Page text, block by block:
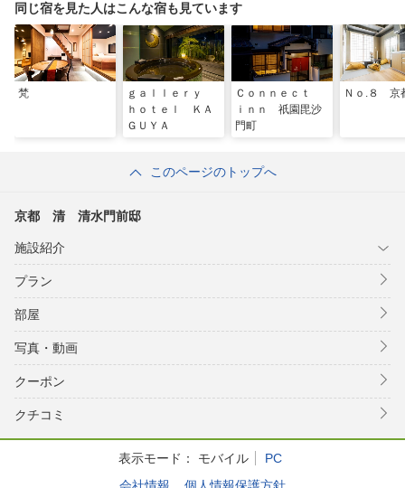
同じ宿を見た人はこんな宿も見ています
梵
ｇａｌｌｅｒｙ
ｈｏｔｅｌ ＫＡ
ＧＵＹＡ
Ｃｏｎｎｅｃｔ
ｉｎｎ 祇園毘沙
門町
Ｎｏ.８ 京
このページのトップへ
京都 清 清水門前邸
施設紹介
プラン
部屋
写真・動画
クーポン
クチコミ
表示モード： モバイル
PC